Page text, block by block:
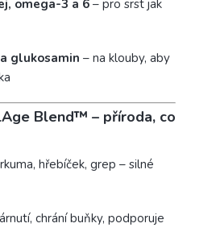
omega-3 a 6 – pro srst jak
glukosamin – na klouby, aby
Blend™ – příroda, co
hřebíček, grep – silné
chrání buňky, podporuje